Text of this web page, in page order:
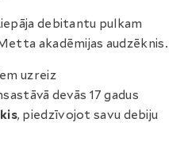
debitantu pulkam
akadēmijas audzēknis.
uzreiz
devās 17 gadus
, piedzīvojot savu debiju